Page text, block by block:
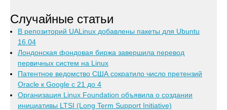
Случайные статьи
В репозиторий UALinux добавлены пакеты для Ubuntu
16.04
Лондонская фондовая биржа завершила перевод
первичных систем на Linux
Патентное ведомство США сократило число претензий
Oracle к Google с 21 до 4
Организация Linux Foundation объявила о создании
инициативы LTSI (Long Term Support Initiative)